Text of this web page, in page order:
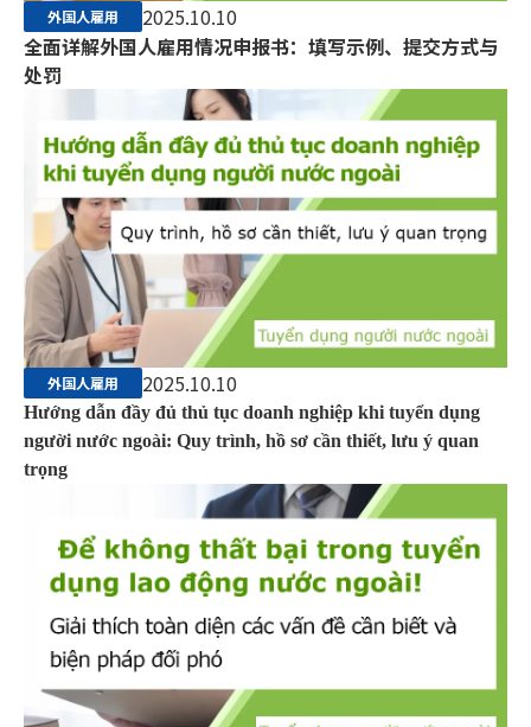
外国人雇用
2025.10.10
全面详解外国人雇用情况申报书：填写示例、提交方式与
处罚
外国人雇用 2025.10.10
Hướng dẫn đầy đủ thủ tục doanh nghiệp khi tuyển dụng
người nước ngoài: Quy trình, hồ sơ cần thiết, lưu ý quan
trọng